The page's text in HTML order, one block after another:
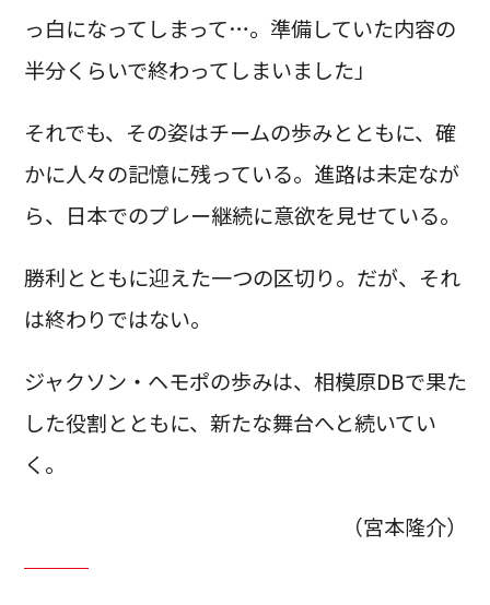
っ白になってしまって…。準備していた内容の
半分くらいで終わってしまいました」
それでも、その姿はチームの歩みとともに、確
かに人々の記憶に残っている。進路は未定なが
ら、日本でのプレー継続に意欲を見せている。
勝利とともに迎えた一つの区切り。だが、それ
は終わりではない。
ジャクソン・ヘモポの歩みは、相模原DBで果た
した役割とともに、新たな舞台へと続いてい
く。
（宮本隆介）